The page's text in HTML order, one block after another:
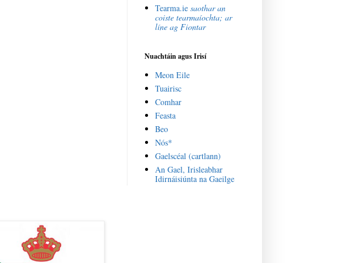
Tearma.ie saothar an
coiste tearmaíochta; ar
líne ag Fiontar
Nuachtáin agus Irisí
Meon Eile
Tuairisc
Comhar
Feasta
Beo
Nós*
Gaelscéal (cartlann)
An Gael, Irisleabhar
Idirnáisiúnta na Gaeilge